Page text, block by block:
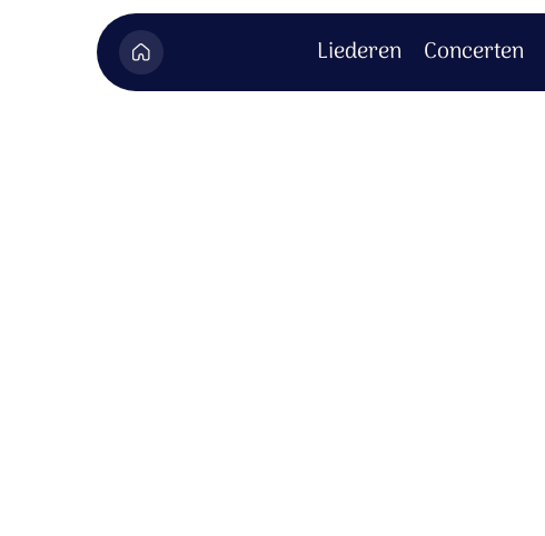
Liederen Concerten